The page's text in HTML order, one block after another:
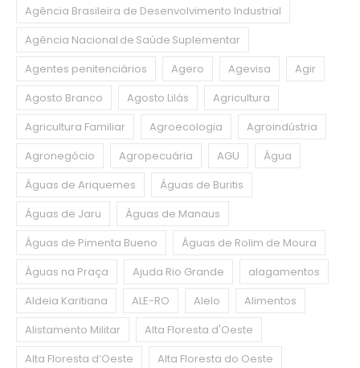
Agência Brasileira de Desenvolvimento Industrial
Agência Nacional de Saúde Suplementar
Agentes penitenciários
Agero Agevisa
Agir
Agosto Branco
Agosto Lilás
Agricultura
Agricultura Familiar
Agroecologia
Agroindústria
Agronegócio
Agropecuária AGU
Água
Águas de Ariquemes
Águas de Buritis
Águas de Jaru
Águas de Manaus
Águas de Pimenta Bueno
Águas de Rolim de Moura
Águas na Praça
Ajuda Rio Grande
alagamentos
Aldeia Karitiana
ALE-RO Alelo
Alimentos
Alistamento Militar
Alta Floresta d'Oeste
Alta Floresta d’Oeste
Alta Floresta do Oeste